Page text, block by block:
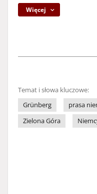
Więcej
Temat i słowa kluczowe:
Grünberg
prasa
Zielona Góra